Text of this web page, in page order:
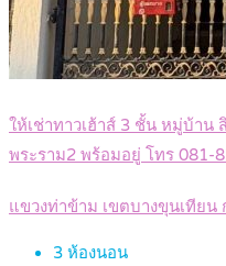
ให้เช่าทาวเฮ้าส์ 3 ชั้น หมู่บ้าน
พระราม2 พร้อมอยู่ โทร 081-
แขวงท่าข้าม เขตบางขุนเทียน
3 ห้องนอน